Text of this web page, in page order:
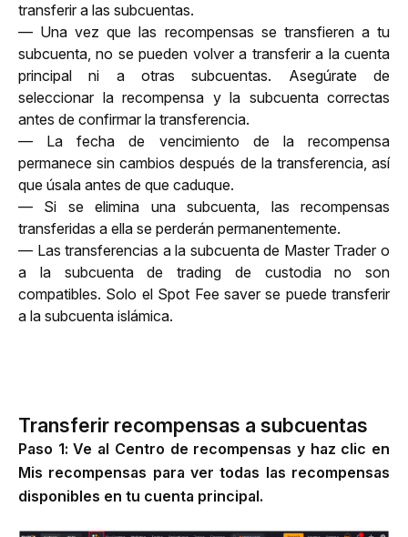
transferir a las subcuentas.
— Una vez que las recompensas se transfieren a tu
subcuenta, no se pueden volver a transferir a la cuenta
principal ni a otras subcuentas. Asegúrate de
seleccionar la recompensa y la subcuenta correctas
antes de confirmar la transferencia.
— La fecha de vencimiento de la recompensa
permanece sin cambios después de la transferencia, así
que úsala antes de que caduque.
— Si se elimina una subcuenta, las recompensas
transferidas a ella se perderán permanentemente.
— Las transferencias a la subcuenta de Master Trader o
a la subcuenta de trading de custodia no son
compatibles. Solo el Spot Fee saver se puede transferir
a la subcuenta islámica.
Transferir recompensas a subcuentas
Paso 1: Ve al Centro de recompensas y haz clic en
Mis recompensas para ver todas las recompensas
disponibles en tu cuenta principal.